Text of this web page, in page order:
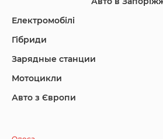
Nissan
Електромобілі
Гібриди
Зарядные станции
Мотоцикли
Авто з Європи